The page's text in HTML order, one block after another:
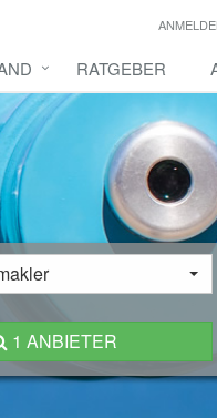
RATGEBER
1 ANBIETER